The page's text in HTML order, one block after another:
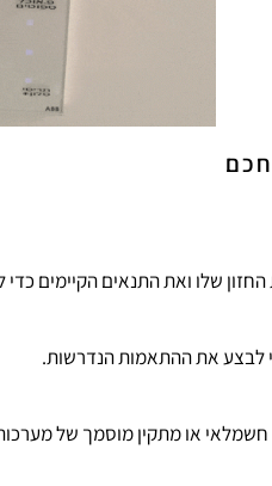
שלו ואת התנאים הקיימים
לבצע את ההתאמות הנדרשות.
חשמלאי או מתקין מוסמך של